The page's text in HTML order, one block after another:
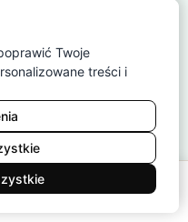
średnica 50–60 cm i
cm albo dwa stoliki
drugi.
centralna
ramion.
którą jedna
Twoje
treści i